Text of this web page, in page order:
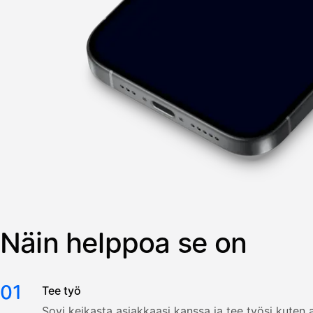
Näin helppoa se on
01
Tee työ